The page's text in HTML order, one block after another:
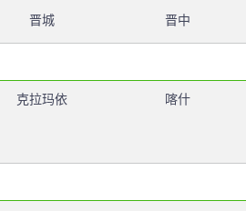
晋城 晋中
克拉玛依 喀什